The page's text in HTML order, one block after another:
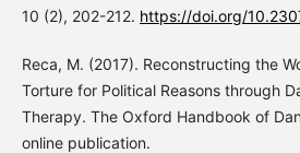
10 (2), 202-212. https://doi.org/
Reca, M. (2017). Reconstructing the
Torture for Political Reasons through
Therapy. The Oxford Handbook of
online publication.